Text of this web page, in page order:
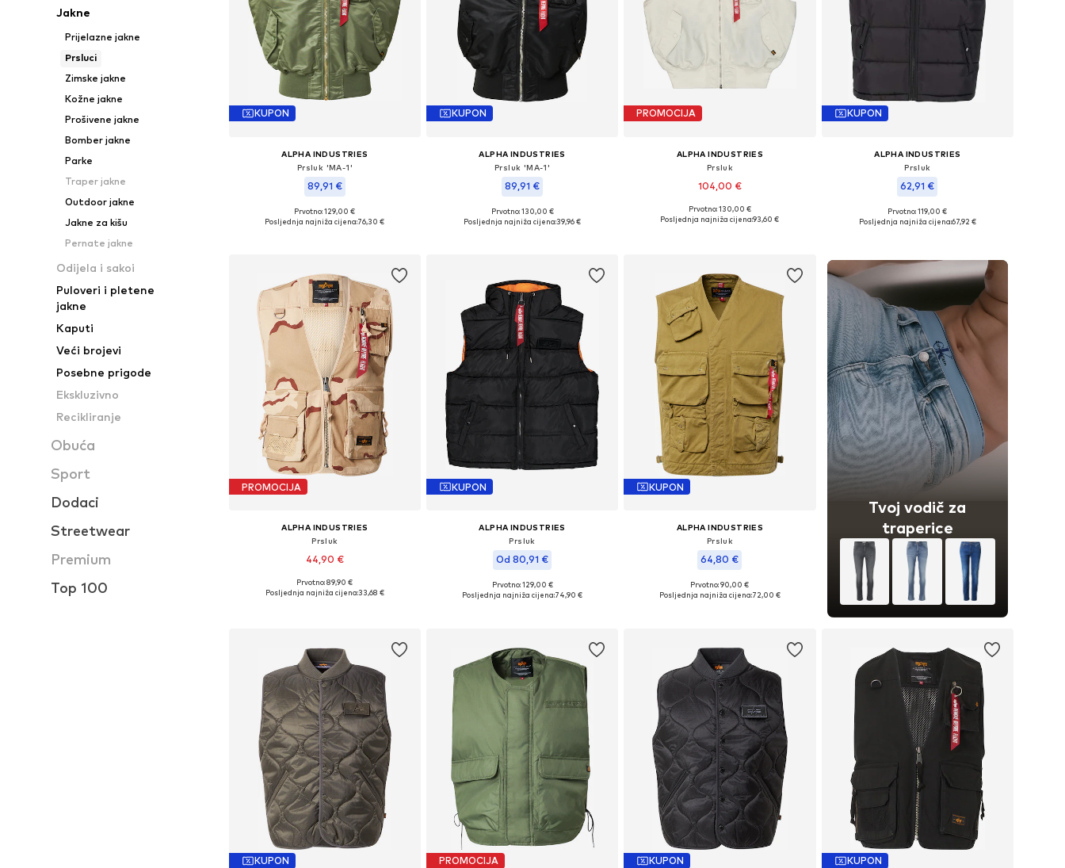
Jakne
Prijelazne jakne
Prsluci
Zimske jakne
Kožne jakne
Prošivene jakne
Bomber jakne
Parke
Traper jakne
Outdoor jakne
Jakne za kišu
Pernate jakne
Odijela i sakoi
Puloveri i pletene
jakne
Kaputi
Veći brojevi
Posebne prigode
Ekskluzivno
Recikliranje
Obuća
Sport
Dodaci
Streetwear
Premium
Top 100
KUPON
ALPHA INDUSTRIES
Prsluk 'MA-1'
89,91 €
Dostupne veličine: S, M, L, XL, XXL
Prvotno: 129,00 €
Posljednja najniža cijena:76,30 €
KUPON
ALPHA INDUSTRIES
Prsluk 'MA-1'
89,91 €
Dostupne veličine: S, M, L, XL, XXL
Prvotno: 130,00 €
Posljednja najniža cijena:39,96 €
PROMOCIJA
ALPHA INDUSTRIES
Prsluk
104,00 €
Dostupne veličine: M, L, XL, XXL
Prvotno: 130,00 €
Posljednja najniža cijena:93,60 €
KUPON
ALPHA INDUSTRIES
Prsluk
62,91 €
Dostupne veličine: S, M, L
Prvotno: 119,00 €
Posljednja najniža cijena:67,92 €
PROMOCIJA
ALPHA INDUSTRIES
Prsluk
44,90 €
Dostupne veličine: S, M, L
Prvotno: 89,90 €
Posljednja najniža cijena:33,68 €
KUPON
ALPHA INDUSTRIES
Prsluk
Od 80,91 €
Dostupne veličine: S, M, XL
Prvotno: 129,00 €
Posljednja najniža cijena:74,90 €
KUPON
ALPHA INDUSTRIES
Prsluk
64,80 €
Dostupne veličine: S
Prvotno: 90,00 €
Posljednja najniža cijena:72,00 €
Tvoj vodič za
traperice
KUPON PROMOCIJA KUPON KUPON